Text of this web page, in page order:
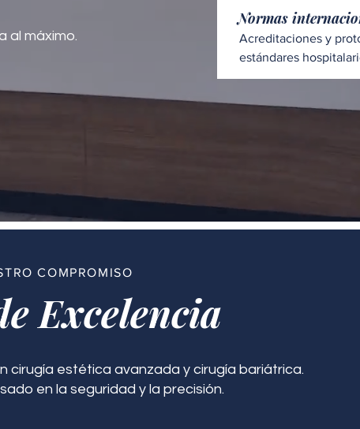
al máximo.
Normas
Acreditaciones y
estándares
COMPROMISO
Excelencia
cirugía estética avanzada y cirugía bariátrica.
en la seguridad y la precisión.